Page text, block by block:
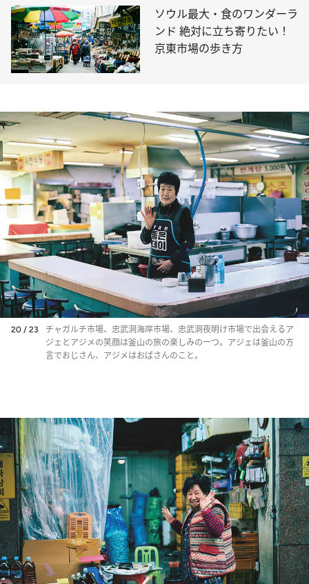
ソウル最大・食のワンダーラ
ンド 絶対に立ち寄りたい！
京東市場の歩き方
20 / 23
チャガルチ市場、忠武洞海岸市場、忠武洞夜明け市場で出会えるア
ジェとアジメの笑顔は釜山の旅の楽しみの一つ。アジェは釜山の方
言でおじさん、アジメはおばさんのこと。